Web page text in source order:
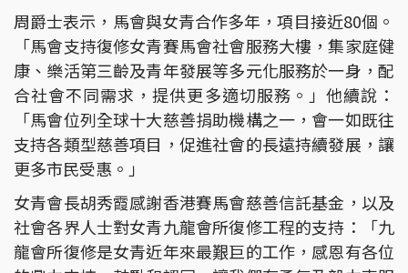
周爵士表示，馬會與女青合作多年，項目接近80個。
「馬會支持復修女青賽馬會社會服務大樓，集家庭健
康、樂活第三齡及青年發展等多元化服務於一身，配
合社會不同需求，提供更多適切服務。」他續說：
「馬會位列全球十大慈善捐助機構之一，會一如既往
支持各類型慈善項目，促進社會的長遠持續發展，讓
更多市民受惠。」
女青會長胡秀霞感謝香港賽馬會慈善信託基金，以及
社會各界人士對女青九龍會所復修工程的支持：「九
龍會所復修是女青近年來最艱巨的工作，感恩有各位